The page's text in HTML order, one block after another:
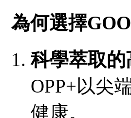
為何選擇
科學萃取
OPP+以尖
健康。